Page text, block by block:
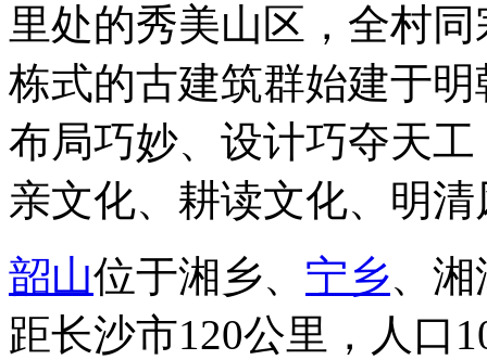
里处的秀美山区，全村
栋式的古建筑群始建于
布局巧妙、设计巧夺天
亲文化、耕读文化、明
韶山位于湘乡、 宁乡、
距长沙市120公里，人口